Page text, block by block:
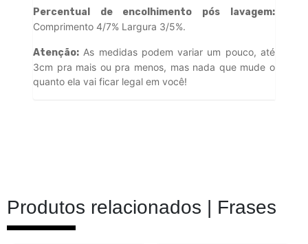
Percentual de encolhimento pós lavagem:
Comprimento 4/7% Largura 3/5%.
Atenção: As medidas podem variar um pouco, até
3cm pra mais ou pra menos, mas nada que mude o
quanto ela vai ficar legal em você!
Produtos relacionados | Frases